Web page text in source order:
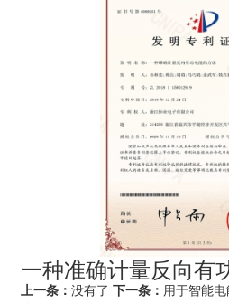
一种准确计量反向有
上一条：没有了 下一条： 用于智能